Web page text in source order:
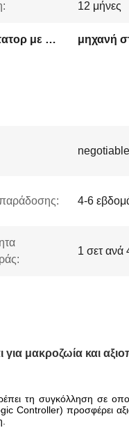
12 μήνες
Μηχανή συγκόλλησης στατορ με λέιζερ μηχανή
negotiable
4-6
1 σετ ανά
μακροζωία και
τη συγκόλληση σε
προσφέρει